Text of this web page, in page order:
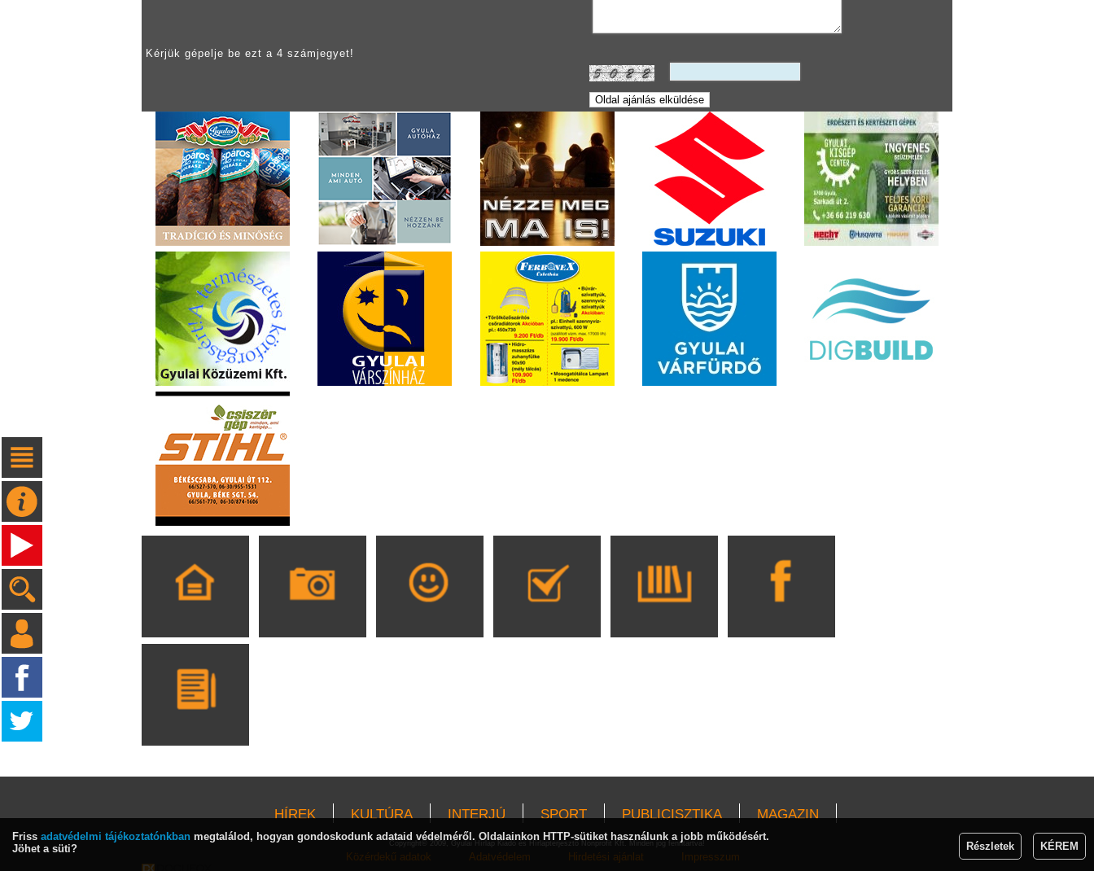
Kérjük gépelje be ezt a 4 számjegyet!
HÍREK KULTÚRA INTERJÚ SPORT PUBLICISZTIKA MAGAZIN
Copyright© 2009, Gyulai Hírlap Kiadó és Hírlapterjesztő Nonprofit Kft. Minden jog fenntartva!
Közérdekű adatok Adatvédelem Hirdetési ajánlat Impresszum
Friss adatvédelmi tájékoztatónkban megtalálod, hogyan gondoskodunk adataid védelméről. Oldalainkon HTTP-sütiket használunk a jobb működésért.
Jöhet a süti?
Részletek KÉREM